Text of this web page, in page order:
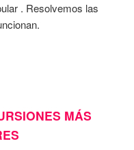
. Resolvemos las
MÁS